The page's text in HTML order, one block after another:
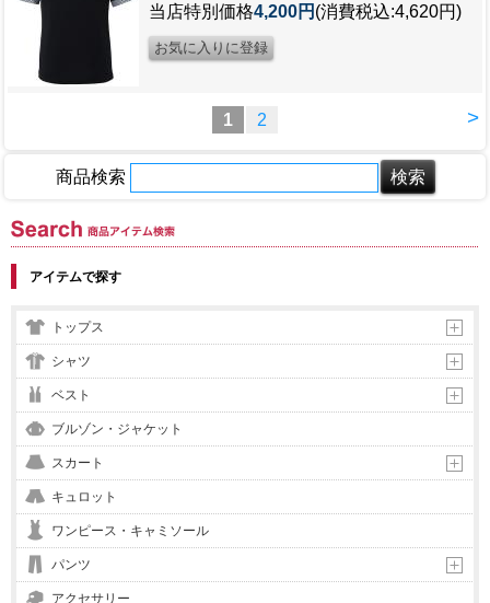
当店特別価格4,200円 (消費税込:4,620円)
>
1 2
商品検索
商品アイテム検索
アイテムで探す
トップス
シャツ
ベスト
ブルゾン・ジャケット
スカート
キュロット
ワンピース・キャミソール
パンツ
アクセサリー